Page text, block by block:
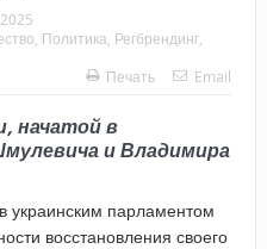
Политика Регбрендинг,
Печать
Email
начатой в
иВладимира
украинским парламентом
восстановления своего